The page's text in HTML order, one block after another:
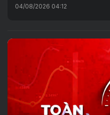
04/08/2026 04:12